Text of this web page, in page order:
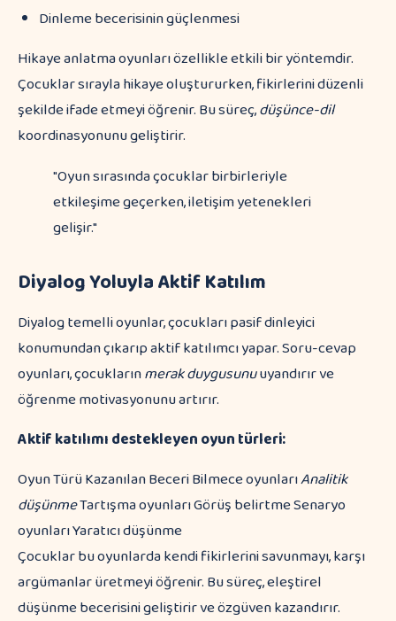
Dinleme becerisinin güçlenmesi
Hikaye anlatma oyunları özellikle etkili bir yöntemdir.
Çocuklar sırayla hikaye oluştururken, fikirlerini düzenli
şekilde ifade etmeyi öğrenir. Bu süreç,düşünce-dil
koordinasyonunu geliştirir.
"Oyun sırasında çocuklar birbirleriyle
etkileşime geçerken, iletişim yetenekleri
gelişir."
Diyalog Yoluyla Aktif Katılım
Diyalog temelli oyunlar, çocukları pasif dinleyici
konumundan çıkarıp aktif katılımcı yapar. Soru-cevap
oyunları, çocuklarınmerak duygusunuuyandırır ve
öğrenme motivasyonunu artırır.
Aktif katılımı destekleyen oyun türleri:
Oyun Türü Kazanılan Beceri Bilmece oyunlarıAnalitik
düşünmeTartışma oyunları Görüş belirtme Senaryo
oyunları Yaratıcı düşünme
Çocuklar bu oyunlarda kendi fikirlerini savunmayı, karşı
argümanlar üretmeyi öğrenir. Bu süreç, eleştirel
düşünme becerisini geliştirir ve özgüven kazandırır.